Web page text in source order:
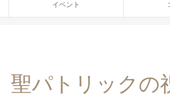
イベント
聖パトリックの